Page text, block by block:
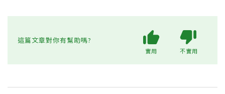
這篇文章對你有幫助嗎?
實用 不實用